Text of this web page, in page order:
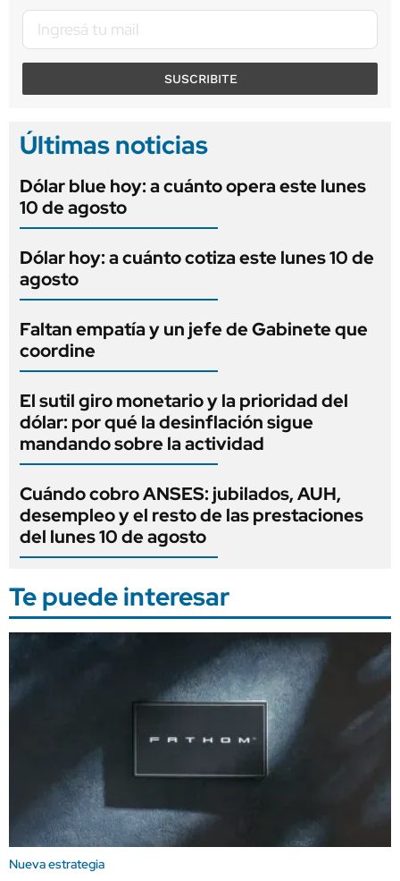
SUSCRIBITE
Últimas noticias
Dólar blue hoy: a cuánto opera este lunes
10 de agosto
Dólar hoy: a cuánto cotiza este lunes 10 de
agosto
Faltan empatía y un jefe de Gabinete que
coordine
El sutil giro monetario y la prioridad del
dólar: por qué la desinflación sigue
mandando sobre la actividad
Cuándo cobro ANSES: jubilados, AUH,
desempleo y el resto de las prestaciones
del lunes 10 de agosto
Te puede interesar
Nueva estrategia